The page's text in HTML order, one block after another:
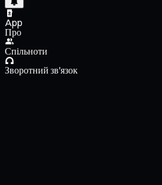
App
Про
Спільноти
Зворотний зв'язок